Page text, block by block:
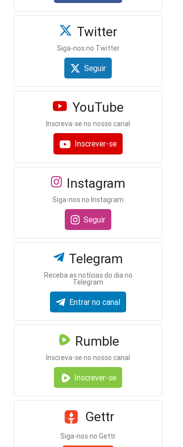
Twitter
Siga-nos no Twitter
Seguir
YouTube
Inscreva-se no nosso canal
Inscrever-se
Instagram
Siga-nos no Instagram
Seguir
Telegram
Receba as notícias do dia no
Telegram
Entrar no canal
Rumble
Inscreva-se no nosso canal
Inscrever-se
Gettr
Siga-nos no Gettr